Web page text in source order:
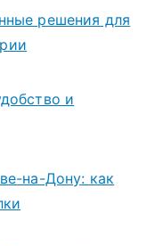
решения для
и
на-Дону: как